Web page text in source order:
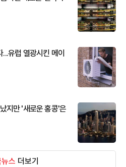
유럽 열광시킨 메이
지만 '새로운 홍콩'은
스 더보기